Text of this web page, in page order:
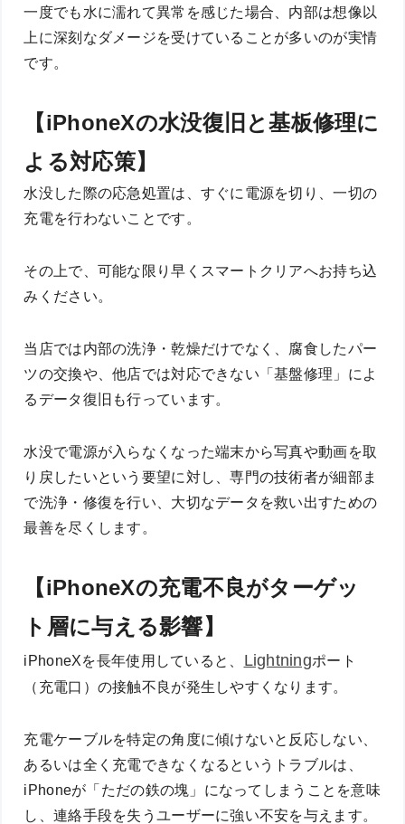
一度でも水に濡れて異常を感じた場合、内部は想像以
上に深刻なダメージを受けていることが多いのが実情
です。
【iPhoneXの水没復旧と基板修理に
よる対応策】
水没した際の応急処置は、すぐに電源を切り、一切の
充電を行わないことです。
その上で、可能な限り早くスマートクリアへお持ち込
みください。
当店では内部の洗浄・乾燥だけでなく、腐食したパー
ツの交換や、他店では対応できない「基盤修理」によ
るデータ復旧も行っています。
水没で電源が入らなくなった端末から写真や動画を取
り戻したいという要望に対し、専門の技術者が細部ま
で洗浄・修復を行い、大切なデータを救い出すための
最善を尽くします。
【iPhoneXの充電不良がターゲッ
ト層に与える影響】
iPhoneXを長年使用していると、 Lightningポート
（充電口）の接触不良が発生しやすくなります。
充電ケーブルを特定の角度に傾けないと反応しない、
あるいは全く充電できなくなるというトラブルは、
iPhoneが「ただの鉄の塊」になってしまうことを意味
し、連絡手段を失うユーザーに強い不安を与えます。